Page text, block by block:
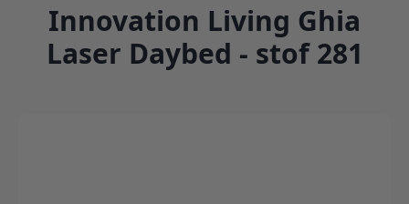
Innovation Living Ghia
Laser Daybed - stof 281